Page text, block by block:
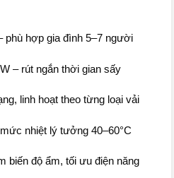
phù hợp gia đình 5–7 người
– rút ngắn thời gian sấy
linh hoạt theo từng loại vải
nhiệt lý tưởng 40–60°C
biến độ ẩm, tối ưu điện năng